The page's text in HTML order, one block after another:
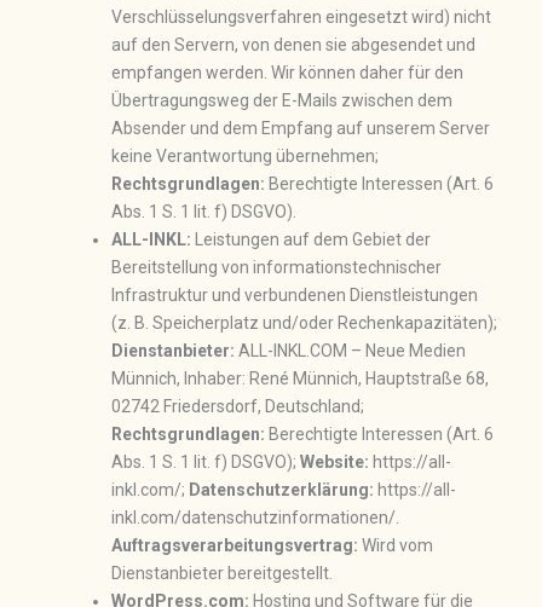
Verschlüsselungsverfahren eingesetzt wird) nicht
auf den Servern, von denen sie abgesendet und
empfangen werden. Wir können daher für den
Übertragungsweg der E-Mails zwischen dem
Absender und dem Empfang auf unserem Server
keine Verantwortung übernehmen;
Rechtsgrundlagen: Berechtigte Interessen (Art. 6
Abs. 1 S. 1 lit. f) DSGVO).
ALL-INKL: Leistungen auf dem Gebiet der
Bereitstellung von informationstechnischer
Infrastruktur und verbundenen Dienstleistungen
(z. B. Speicherplatz und/oder Rechenkapazitäten);
Dienstanbieter: ALL-INKL.COM – Neue Medien
Münnich, Inhaber: René Münnich, Hauptstraße 68,
02742 Friedersdorf, Deutschland;
Rechtsgrundlagen: Berechtigte Interessen (Art. 6
Abs. 1 S. 1 lit. f) DSGVO); Website: https://all-
inkl.com/; Datenschutzerklärung: https://all-
inkl.com/datenschutzinformationen/.
Auftragsverarbeitungsvertrag: Wird vom
Dienstanbieter bereitgestellt.
WordPress.com: Hosting und Software für die